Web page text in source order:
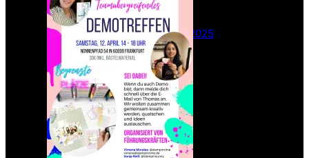
– Sei dabei!
26. Februar 2025